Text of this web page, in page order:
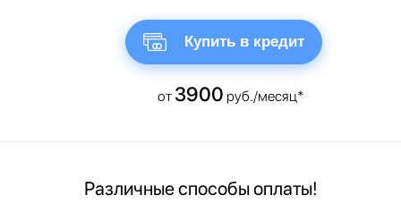
Купить в кредит
от 3900 руб./месяц*
Различные способы оплаты!